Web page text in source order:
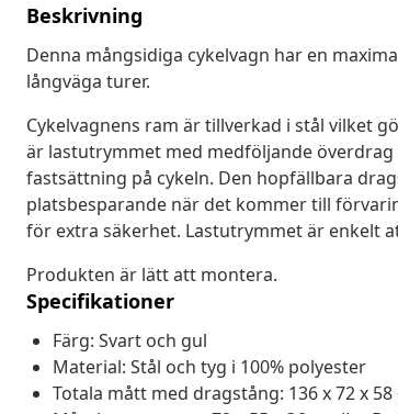
Beskrivning
Denna mångsidiga cykelvagn har en
långväga turer.
Cykelvagnens ram är tillverkad i stål vilket
är lastutrymmet med medföljande
fastsättning på cykeln. Den hopfällbara
platsbesparande när det kommer till
för extra säkerhet. Lastutrymmet är enkelt
Produkten är lätt att montera.
Specifikationer
Färg: Svart och gul
Material: Stål och tyg i 100% polyester
Totala mått med dragstång: 136 x 72 x 58